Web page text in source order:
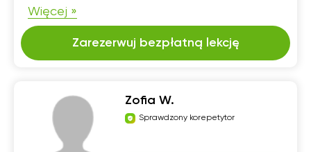
Więcej »
Zarezerwuj bezpłatną lekcję
Zofia W.
Sprawdzony korepetytor